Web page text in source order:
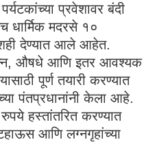
प्रवेशावर बंदी
धार्मिक मदरसे १०
देण्यात आले आहेत.
औषधे आणि इतर आवश्यक
पूर्ण तयारी करण्यात
पंतप्रधानांनी केला आहे.
हस्तांतरित करण्यात
आणि लग्नगृहांच्या